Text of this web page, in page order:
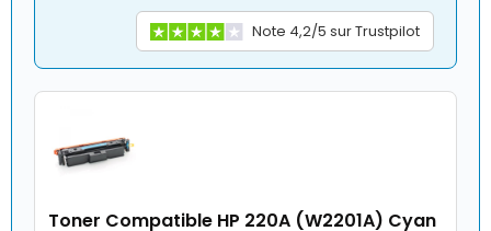
Note 4,2/5 sur Trustpilot
Toner Compatible HP 220A (W2201A) Cyan